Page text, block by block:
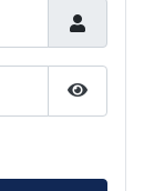
Arată